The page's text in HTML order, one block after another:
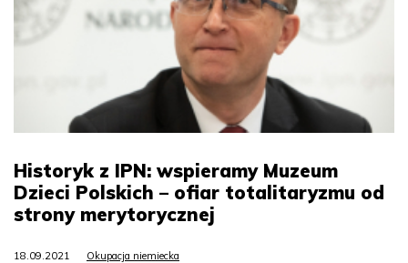
Historyk z IPN: wspieramy Muzeum
Dzieci Polskich – ofiar totalitaryzmu od
strony merytorycznej
18.09.2021 Okupacja niemiecka